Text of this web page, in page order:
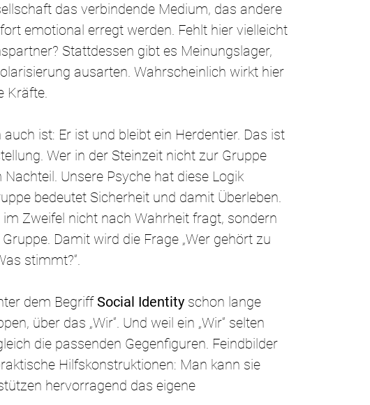
das verbindende Medium, das andere
emotional erregt werden. Fehlt hier vielleicht
Stattdessen gibt es Meinungslager,
ausarten. Wahrscheinlich wirkt hier
Kräfte.
ist: Er ist und bleibt ein Herdentier. Das ist
Wer in der Steinzeit nicht zur Gruppe
Unsere Psyche hat diese Logik
bedeutet Sicherheit und damit Überleben.
Zweifel nicht nach Wahrheit fragt, sondern
Damit wird die Frage „Wer gehört zu
stimmt?“.
dem Begriff Social Identity schon lange
über das „Wir“. Und weil ein „Wir“ selten
die passenden Gegenfiguren. Feindbilder
Hilfskonstruktionen: Man kann sie
hervorragend das eigene